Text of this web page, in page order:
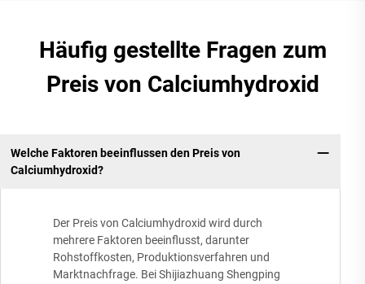
Häufig gestellte Fragen zum
Preis von Calciumhydroxid
Welche Faktoren beeinflussen den Preis von
Calciumhydroxid?
Der Preis von Calciumhydroxid wird durch
mehrere Faktoren beeinflusst, darunter
Rohstoffkosten, Produktionsverfahren und
Marktnachfrage. Bei Shijiazhuang Shengping